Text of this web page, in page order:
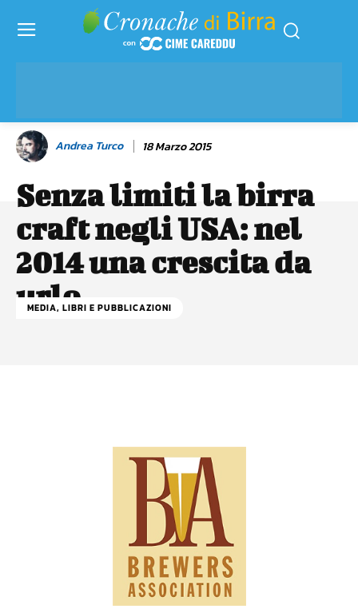
Andrea Turco 18 Marzo 2015
Senza limiti la birra
craft negli USA: nel
2014 una crescita da
urlo
MEDIA, LIBRI E PUBBLICAZIONI